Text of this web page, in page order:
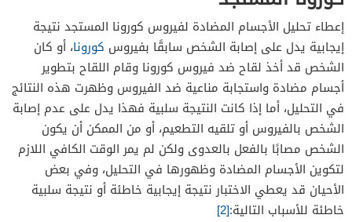
إعطاء تحليل الأجسام المضادة لفيروس كورونا المستجد نتيجة
إيجابية يدل على إصابة الشخص سابقًا بفيروس كورونا، أو كان
الشخص قد أخذ لقاح ضد فيروس كورونا وقام اللقاح بتطوير
أجسام مضادة واستجابة مناعية ضد الفيروس وظهرت هذه النتائج
في التحليل، أما إذا كانت النتيجة سلبية فهذا يدل على عدم إصابة
الشخص بالفيروس أو تلقيه التطعيم، أو من الممكن أن يكون
الشخص مصابًا بالفعل بالعدوى ولكن لم يمر الوقت الكافي اللازم
لتكوين الأجسام المضادة وظهورها في التحليل، وفي بعض
الأحيان قد يعطي الاختبار نتيجة إيجابية خاطئة أو نتيجة سلبية
خاطئة للأسباب التالية:[2]